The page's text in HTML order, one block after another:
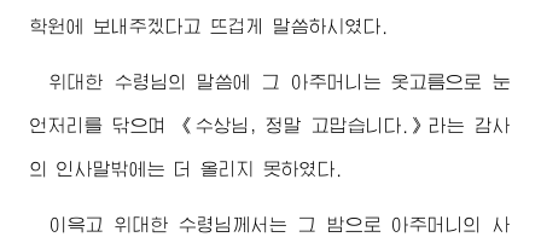
학원에 보내주겠다고 뜨겁게 말씀하시였다.
위대한 수령님 의 말씀에 그 아주머니는 옷고름으로 눈
언저리를 닦으며 《수상님, 정말 고맙습니다.》라는 감사
의 인사말밖에는 더 올리지 못하였다.
이윽고 위대한 수령님께서는 그 밤으로 아주머니의 사